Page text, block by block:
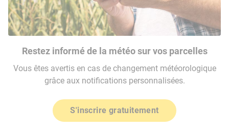
Restez informé de la météo sur vos parcelles
Vous êtes avertis en cas de changement météorologique
grâce aux notifications personnalisées.
S'inscrire gratuitement